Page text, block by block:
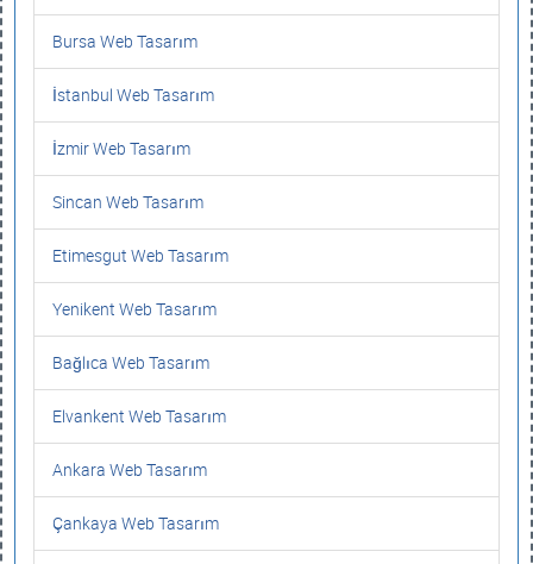
Bursa Web Tasarım
İstanbul Web Tasarım
İzmir Web Tasarım
Sincan Web Tasarım
Etimesgut Web Tasarım
Yenikent Web Tasarım
Bağlıca Web Tasarım
Elvankent Web Tasarım
Ankara Web Tasarım
Çankaya Web Tasarım